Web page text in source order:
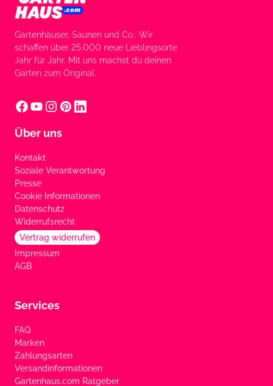
Gartenhäuser, Saunen und Co.: Wir
schaffen über 25.000 neue Lieblingsorte
Jahr für Jahr. Mit uns machst du deinen
Garten zum Original.
Über uns
Kontakt
Soziale Verantwortung
Presse
Cookie Informationen
Datenschutz
Widerrufsrecht
Vertrag widerrufen
Impressum
AGB
Services
FAQ
Marken
Zahlungsarten
Versandinformationen
Gartenhaus.com Ratgeber